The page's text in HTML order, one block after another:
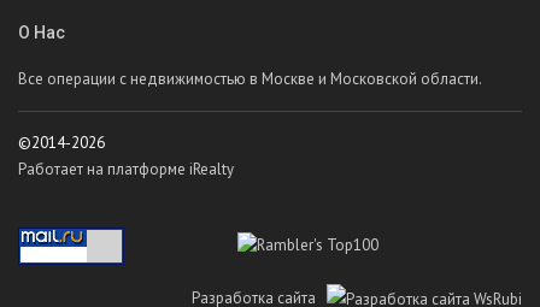
О Нас
Все операции с недвижимостью в Москве и Московской области.
©2014-2026
Работает на платформе iRealty
Разработка сайта